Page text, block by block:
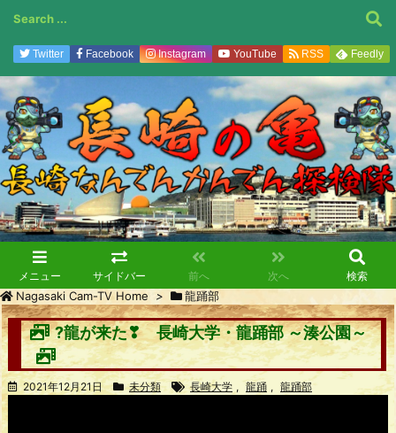
メニュー サイドバー 前へ 次へ 検索
Twitter Facebook Instagram YouTube RSS Feedly
Nagasaki Cam-TV Home > 龍踊部
?龍が来た❣ 長崎大学・龍踊部 ～湊公園～
2021年12月21日 未分類 長崎大学 , 龍踊 , 龍踊部